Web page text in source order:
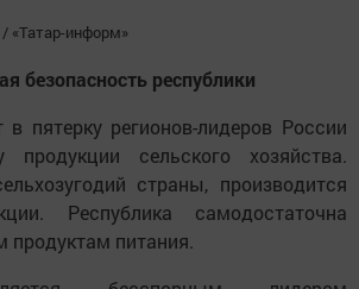
«Татар-информ»
безопасность республики
в пятерку регионов-лидеров России
продукции сельского хозяйства.
страны, производится
Республика самодостаточна
питания.